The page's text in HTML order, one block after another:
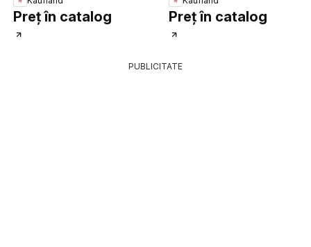
Preț în catalog Preț în catalog
PUBLICITATE